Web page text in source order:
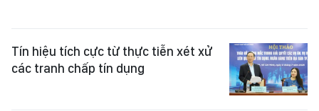
Tín hiệu tích cực từ thực tiễn xét xử
các tranh chấp tín dụng